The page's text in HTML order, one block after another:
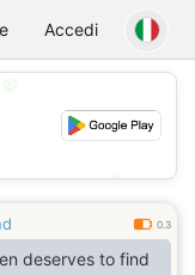
Accedi
💕
0.3
deserves to find